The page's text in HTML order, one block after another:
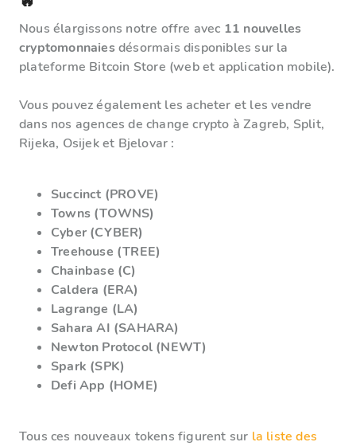
Nous élargissons notre offre avec 11 nouvelles
cryptomonnaiesdésormais disponibles sur la
plateforme Bitcoin Store (web et application mobile).
Vous pouvez également les acheter et les vendre
dans nos agences de change crypto à Zagreb, Split,
Rijeka, Osijek et Bjelovar :
Succinct (PROVE)
Towns (TOWNS)
Cyber (CYBER)
Treehouse (TREE)
Chainbase (C)
Caldera (ERA)
Lagrange (LA)
Sahara AI (SAHARA)
Newton Protocol (NEWT)
Spark (SPK)
Defi App (HOME)
Tous ces nouveaux tokens figurent sur la liste des